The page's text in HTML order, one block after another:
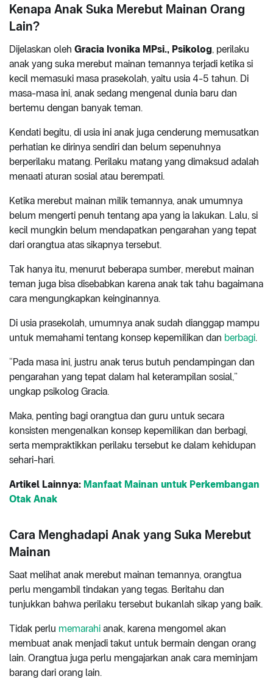
Kenapa Anak Suka Merebut Mainan Orang
Lain?
Dijelaskan oleh Gracia Ivonika MPsi., Psikolog, perilaku
anak yang suka merebut mainan temannya terjadi ketika si
kecil memasuki masa prasekolah, yaitu usia 4-5 tahun. Di
masa-masa ini, anak sedang mengenal dunia baru dan
bertemu dengan banyak teman.
Kendati begitu, di usia ini anak juga cenderung memusatkan
perhatian ke dirinya sendiri dan belum sepenuhnya
berperilaku matang. Perilaku matang yang dimaksud adalah
menaati aturan sosial atau berempati.
Ketika merebut mainan milik temannya, anak umumnya
belum mengerti penuh tentang apa yang ia lakukan. Lalu, si
kecil mungkin belum mendapatkan pengarahan yang tepat
dari orangtua atas sikapnya tersebut.
Tak hanya itu, menurut beberapa sumber, merebut mainan
teman juga bisa disebabkan karena anak tak tahu bagaimana
cara mengungkapkan keinginannya.
Di usia prasekolah, umumnya anak sudah dianggap mampu
untuk memahami tentang konsep kepemilikan dan berbagi.
“Pada masa ini, justru anak terus butuh pendampingan dan
pengarahan yang tepat dalam hal keterampilan sosial,”
ungkap psikolog Gracia.
Maka, penting bagi orangtua dan guru untuk secara
konsisten mengenalkan konsep kepemilikan dan berbagi,
serta mempraktikkan perilaku tersebut ke dalam kehidupan
sehari-hari.
Artikel Lainnya: Manfaat Mainan untuk Perkembangan
Otak Anak
Cara Menghadapi Anak yang Suka Merebut
Mainan
Saat melihat anak merebut mainan temannya, orangtua
perlu mengambil tindakan yang tegas. Beritahu dan
tunjukkan bahwa perilaku tersebut bukanlah sikap yang baik.
Tidak perlu memarahi anak, karena mengomel akan
membuat anak menjadi takut untuk bermain dengan orang
lain. Orangtua juga perlu mengajarkan anak cara meminjam
barang dari orang lain.